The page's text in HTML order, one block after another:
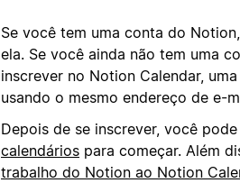
Se você tem uma conta do
ela. Se você ainda não tem uma
inscrever no Notion Calendar,
usando o mesmo endereço de e-
Depois de se inscrever, você pode
calendários para começar. Além
trabalho do Notion ao Notion